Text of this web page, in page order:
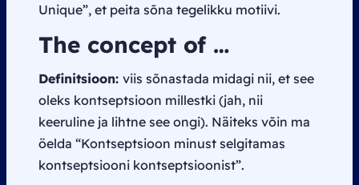
Unique”, et peita sõna tegelikku motiivi.
The concept of …
Definitsioon: viis sõnastada midagi nii, et see
oleks kontseptsioon millestki (jah, nii
keeruline ja lihtne see ongi). Näiteks võin ma
öelda “Kontseptsioon minust selgitamas
kontseptsiooni kontseptsioonist”.